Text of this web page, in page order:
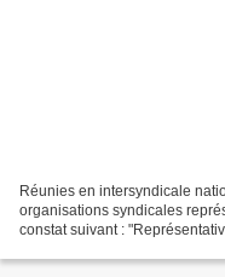
Réunies en intersyndicale
organisations syndicales
constat suivant :